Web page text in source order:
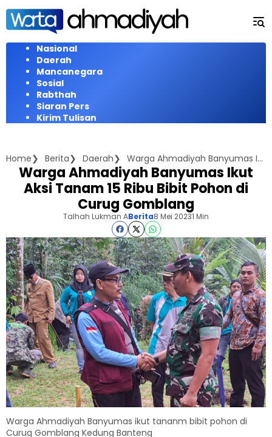
Langsung
konten
Nasional
Daerah
Mancanegara
Sosial
Rabthah
Siaran Pers
Kirim Tulisan
Home Berita Daerah Warga Ahmadiyah Banyumas Ikut Aksi Tanam 15 Ribu Bibit Pohon di Curug Gomblang
Warga Ahmadiyah Banyumas Ikut
Aksi Tanam 15 Ribu Bibit Pohon di
Curug Gomblang
Talhah Lukman ABerita8 Mei 20231 Min
Warga Ahmadiyah Banyumas ikut tananm bibit pohon di
Curug Gomblang Kedung Banteng